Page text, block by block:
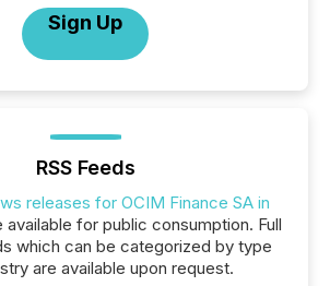
Sign Up
RSS Feeds
releases for OCIM Finance SA in
for public consumption. Full
which can be categorized by type
are available upon request.